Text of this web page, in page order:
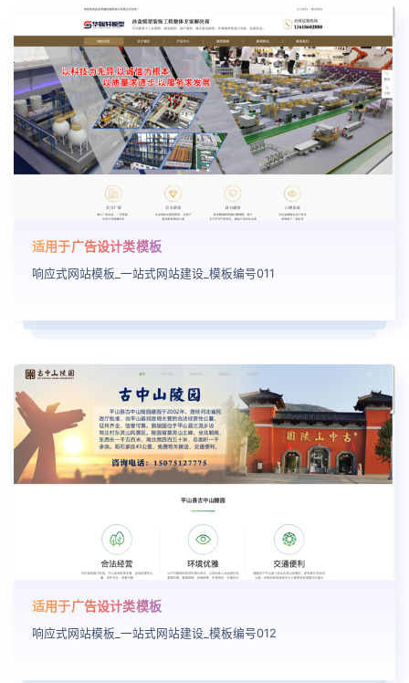
适用于广告设计类模板
响应式网站模板_一站式网站建设_模板编号011
适用于广告设计类模板
响应式网站模板_一站式网站建设_模板编号012